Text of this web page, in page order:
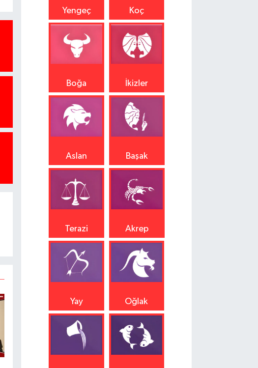
Yengeç Koç
Boğa İkizler
Aslan Başak
Terazi Akrep
Yay Oğlak